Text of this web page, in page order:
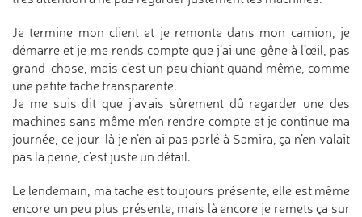
Je termine mon client et je remonte dans mon camion, je
démarre et je me rends compte que j’ai une gêne à l’œil, pas
grand-chose, mais c’est un peu chiant quand même, comme
une petite tache transparente.
Je me suis dit que j’avais sûrement dû regarder une des
machines sans même m’en rendre compte et je continue ma
journée, ce jour-là je n’en ai pas parlé à Samira, ça n’en valait
pas la peine, c’est juste un détail.
Le lendemain, ma tache est toujours présente, elle est même
encore un peu plus présente, mais là encore je remets ça sur